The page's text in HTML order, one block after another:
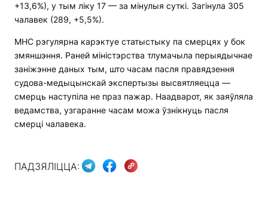
+13,6%), у тым ліку 17 — за мінулыя суткі. Загінула 305
чалавек (289, +5,5%).
МНС рэгулярна карэктуе статыстыку па смерцях у бок
змяншэння. Раней міністэрства тлумачыла перыядычнае
заніжэнне даных тым, што часам пасля правядзення
судова-медыцынскай экспертызы высвятляецца —
смерць наступіла не праз пажар. Наадварот, як заяўляла
ведамства, узгаранне часам можа ўзнікнуць пасля
смерці чалавека.
ПАДЗЯЛІЦЦА: